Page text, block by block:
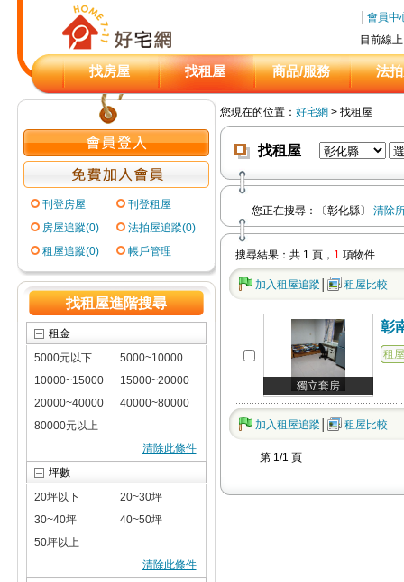
目前線
會員中
找房屋 找租屋 商品/服務 法
刊登房屋
刊登租屋
房屋追蹤(0)
法拍屋追蹤(0)
租屋追蹤(0)
帳戶管理
找租屋進階搜尋
租金
5000元以下
5000~10000
10000~15000
15000~20000
20000~40000
40000~80000
80000元以上
清除此條件
坪數
20坪以下
20~30坪
30~40坪
40~50坪
50坪以上
清除此條件
您現在的位置： 好宅網 > 找租屋
找租屋
您正在搜尋： 〔彰化縣〕清除
搜尋結果：共 1 頁， 1 項物件
加入租屋追蹤 租屋 比較
租屋
獨立套房
彰
加入租屋追蹤 租屋 比較
第 1/1 頁